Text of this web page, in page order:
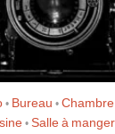
• Bureau • Chambre
• Salle à manger